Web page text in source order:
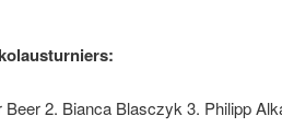
2. Bianca Blasczyk 3. Philipp